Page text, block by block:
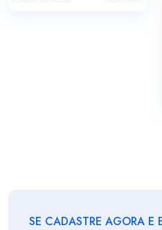
SE CADASTRE AGORA E